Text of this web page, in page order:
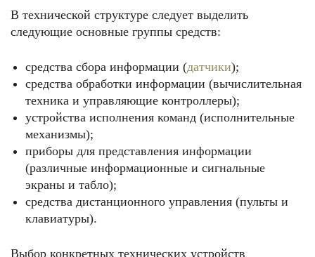
В технической структуре следует выделить
следующие основные группы средств:
средства сбора информации (датчики);
средства обработки информации (вычислительная
техника и управляющие контроллеры);
устройства исполнения команд (исполнительные
механизмы);
приборы для представления информации
(различные информационные и сигнальные
экраны и табло);
средства дистанционного управления (пульты и
клавиатуры).
Выбор конкретных технических устройств